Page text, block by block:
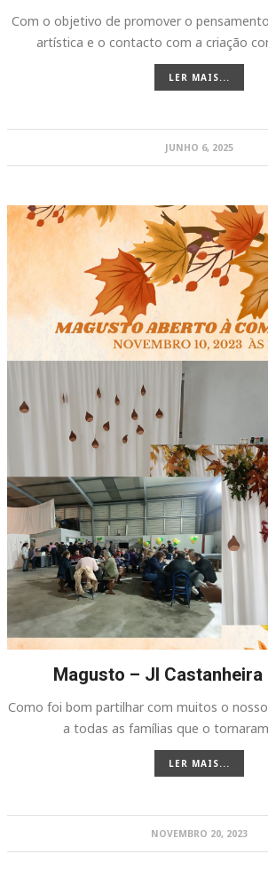
Com o objetivo de promover o
artística e o contacto com a criação
LER MAIS...
JUNHO 6, 2025
Magusto – JI Castanheira
Como foi bom partilhar com muitos o
a todas as famílias que o
LER MAIS...
NOVEMBRO 20, 2023